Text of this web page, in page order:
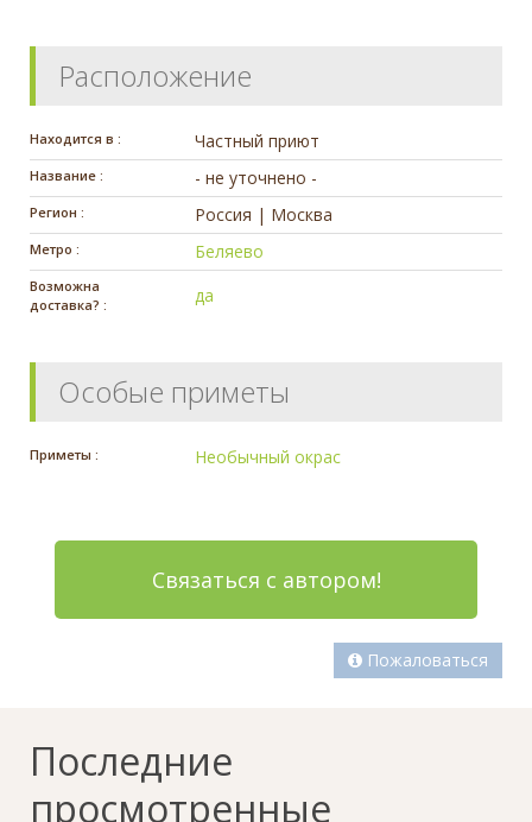
Расположение
Находится в : Частный приют
Название : - не уточнено -
Регион : Россия | Москва
Метро : Беляево
Возможна
доставка? :
да
Особые приметы
Приметы : Необычный окрас
Связаться с автором!
Пожаловаться
Последние
просмотренные